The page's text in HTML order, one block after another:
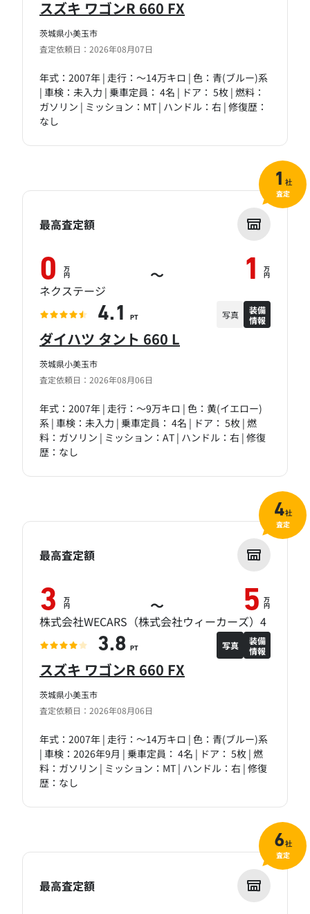
茨城県小美玉市
査定依頼日：2026年08月07日
スズキ ワゴンR 660 FX
年式：2007年 | 走行：～14万キロ | 色：青(ブルー)系
| 車検：未入力 | 乗車定員： 4名 | ドア： 5枚 | 燃料：
ガソリン | ミッション：MT | ハンドル：右 | 修復歴：
なし
茨城県小美玉市
査定依頼日：2026年08月06日
ダイハツ タント 660 L
年式：2007年 | 走行：～9万キロ | 色：黄(イエロー)
系 | 車検：未入力 | 乗車定員： 4名 | ドア： 5枚 | 燃
料：ガソリン | ミッション：AT | ハンドル：右 | 修復
歴：なし
最高査定額
0 万
円 ～ 1 万
円
ネクステージ
4.1 PT 写真
装備
情報
1 社
査定
茨城県小美玉市
査定依頼日：2026年08月06日
スズキ ワゴンR 660 FX
年式：2007年 | 走行：～14万キロ | 色：青(ブルー)系
| 車検：2026年9月 | 乗車定員： 4名 | ドア： 5枚 | 燃
料：ガソリン | ミッション：MT | ハンドル：右 | 修復
歴：なし
最高査定額
3 万
円 ～ 5 万
円
株式会社WECARS（株式会社ウィーカーズ）4
3.8 PT 写真
装備
情報
4社
査定
最高査定額
6社
査定